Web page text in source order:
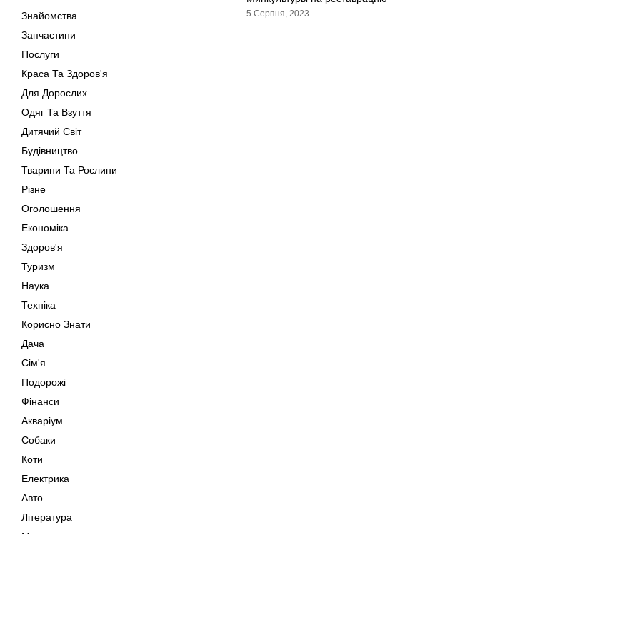
Знайомства
Запчастини
Послуги
Краса Та Здоров'я
Для Дорослих
Одяг Та Взуття
Дитячий Світ
Будівництво
Тварини Та Рослини
Різне
Оголошення
Економіка
Здоров'я
Туризм
Наука
Техніка
Корисно Знати
Дача
Сім'я
Подорожі
Фінанси
Акваріум
Собаки
Коти
Електрика
Авто
Література
Музика
5 Серпня, 2023